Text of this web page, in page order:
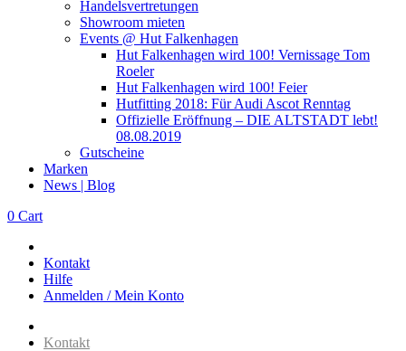
Handelsvertretungen
Showroom mieten
Events @ Hut Falkenhagen
Hut Falkenhagen wird 100! Vernissage Tom
Roeler
Hut Falkenhagen wird 100! Feier
Hutfitting 2018: Für Audi Ascot Renntag
Offizielle Eröffnung – DIE ALTSTADT lebt!
08.08.2019
Gutscheine
Marken
News | Blog
0 Cart
Kontakt
Hilfe
Anmelden / Mein Konto
Kontakt